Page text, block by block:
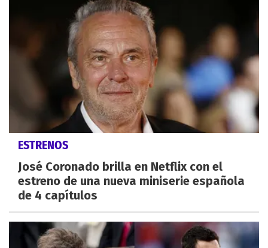
ESTRENOS
José Coronado brilla en Netflix con el
estreno de una nueva miniserie española
de 4 capítulos